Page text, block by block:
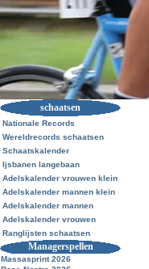
schaatsen
Nationale Records
Wereldrecords schaatsen
Schaatskalender
Ijsbanen langebaan
Adelskalender vrouwen klein
Adelskalender mannen klein
Adelskalender mannen
Adelskalender vrouwen
Ranglijsten schaatsen
Managerspellen
Massasprint 2026